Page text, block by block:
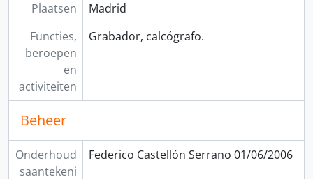
Plaatsen
Madrid
Functies,
beroepen
en
activiteiten
Grabador, calcógrafo.
Beheer
Onderhoud
saantekeni
Federico Castellón Serrano 01/06/2006